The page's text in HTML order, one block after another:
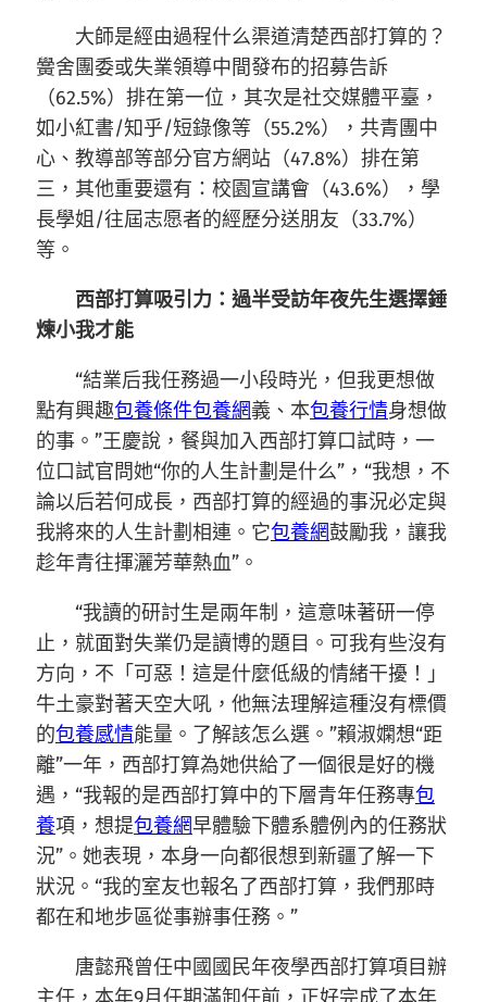
大師是經由過程什么渠道清楚西部打算的？
黌舍團委或失業領導中間發布的招募告訴
（62.5%）排在第一位，其次是社交媒體平臺，
如小紅書/知乎/短錄像等（55.2%），共青團中
心、教導部等部分官方網站（47.8%）排在第
三，其他重要還有：校園宣講會（43.6%），學
長學姐/往屆志愿者的經歷分送朋友（33.7%）
等。
西部打算吸引力：過半受訪年夜先生選擇錘
煉小我才能
“結業后我任務過一小段時光，但我更想做
點有興趣包養條件包養網義、本包養行情身想做
的事。”王慶說，餐與加入西部打算口試時，一
位口試官問她“你的人生計劃是什么”，“我想，不
論以后若何成長，西部打算的經過的事況必定與
我將來的人生計劃相連。它包養網鼓勵我，讓我
趁年青往揮灑芳華熱血”。
“我讀的研討生是兩年制，這意味著研一停
止，就面對失業仍是讀博的題目。可我有些沒有
方向，不「可惡！這是什麼低級的情緒干擾！」
牛土豪對著天空大吼，他無法理解這種沒有標價
的包養感情能量。了解該怎么選。”賴淑嫻想“距
離”一年，西部打算為她供給了一個很是好的機
遇，“我報的是西部打算中的下層青年任務專包
養項，想提包養網早體驗下體系體例內的任務狀
況”。她表現，本身一向都很想到新疆了解一下
狀況。“我的室友也報名了西部打算，我們那時
都在和地步區從事辦事任務。”
唐懿飛曾任中國國民年夜學西部打算項目辦